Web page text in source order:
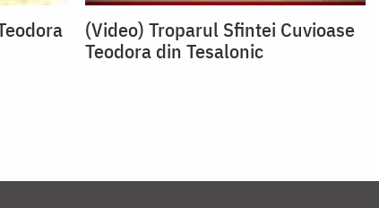
(Video) Troparul Sfintei Cuvioase
Teodora din Tesalonic